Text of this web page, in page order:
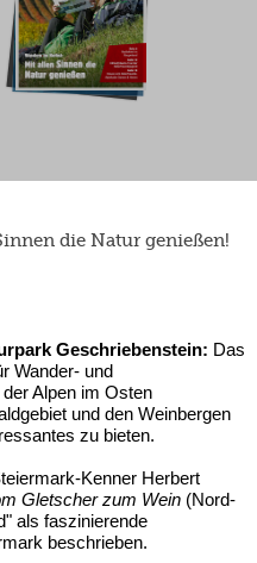
die Natur genießen!
Geschriebenstein: Das
Wander- und
Alpen im Osten
und den Weinbergen
zu bieten.
Kenner Herbert
Gletscher zum Wein (Nord-
als faszinierende
beschrieben.